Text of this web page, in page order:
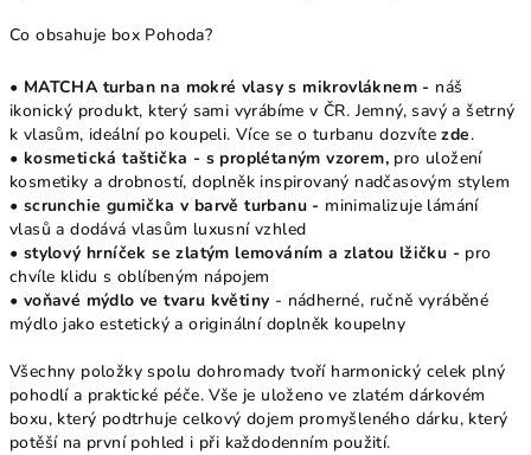
Co obsahuje box Pohoda?
• MATCHA turban na mokré vlasy s mikrovláknem - náš
ikonický produkt, který sami vyrábíme v ČR. Jemný, savý a šetrný
k vlasům, ideální po koupeli. Více se o turbanu dozvítezde.
• kosmetická taštička - s proplétaným vzorem, pro uložení
kosmetiky a drobností, doplněk inspirovaný nadčasovým stylem
• scrunchie gumička v barvě turbanu - minimalizuje lámání
vlasů a dodává vlasům luxusní vzhled
• stylový hrníček se zlatým lemováním a zlatou lžičku - pro
chvíle klidu s oblíbeným nápojem
• voňavé mýdlo ve tvaru květiny - nádherné, ručně vyráběné
mýdlo jako estetický a originální doplněk koupelny
Všechny položky spolu dohromady tvoří harmonický celek plný
pohodlí a praktické péče. Vše je uloženo ve zlatém dárkovém
boxu, který podtrhuje celkový dojem promyšleného dárku, který
potěší na první pohled i při každodenním použití.